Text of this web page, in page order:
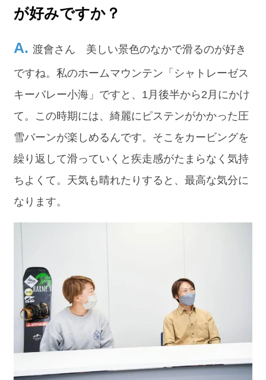
が好みですか？
渡會さん 美しい景色のなかで滑るのが好き
ですね。私のホームマウンテン「シャトレーゼス
キーバレー小海」ですと、1月後半から2月にかけ
て。この時期には、綺麗にピステンがかかった圧
雪バーンが楽しめるんです。そこをカービングを
繰り返して滑っていくと疾走感がたまらなく気持
ちよくて。天気も晴れたりすると、最高な気分に
なります。